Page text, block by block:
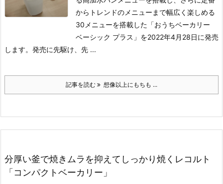
からトレンドのメニューまで幅広く楽しめる
30メニューを搭載した「おうちベーカリー
ベーシック プラス」を2022年4月28日に発売
します。発売に先駆け、先 ...
記事を読む 想像以上にもちも ...
分厚い釜で焼きムラを抑えてしっかり焼くレコルト
「コンパクトベーカリー」